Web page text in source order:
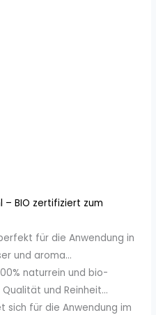
BIO zertifiziert zum
für die Anwendung in
und aroma...
naturrein und bio-
und Reinheit...
sich für die Anwendung im